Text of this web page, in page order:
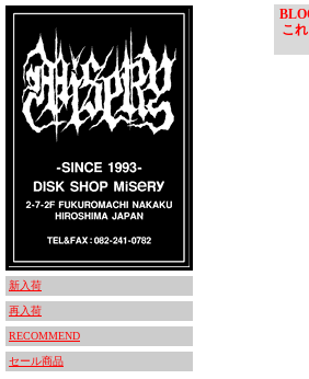
新入荷
再入荷
RECOMMEND
セール商品
こ